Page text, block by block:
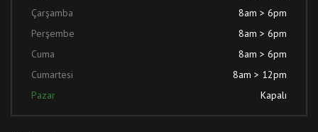
Çarşamba
8am > 6pm
Perşembe
8am > 6pm
Cuma
8am > 6pm
Cumartesi
8am > 12pm
Pazar
Kapalı